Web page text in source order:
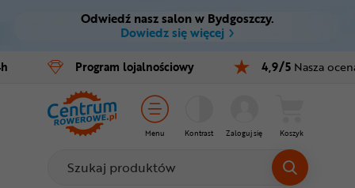
Ctrl M
Menu główne
Informacje o produkcie
Do koszyka
Odwiedź nasz salon w Bydgoszczy.
Dowiedz się więcej
Program lojalnościowy 4,9/5 Nasza
Menu Kontrast Zaloguj się Koszyk
Rowery
E-bike
Części
Akcesoria